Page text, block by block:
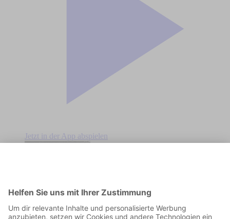
Jetzt in der App abspielen